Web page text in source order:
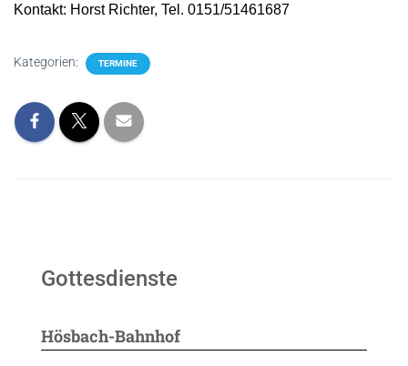
Kontakt: Horst Richter, Tel. 0151/51461687
Kategorien: TERMINE
Gottesdienste
Hösbach-Bahnhof